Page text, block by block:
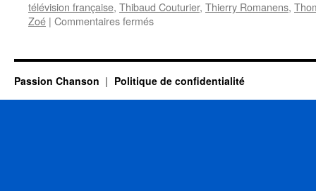
télévision française, Thibaud Couturier, Thierry Romanens,
Zoé | Commentaires ferméssur
Passion Chanson Politique de confidentialité